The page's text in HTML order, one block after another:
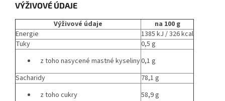
VÝŽIVOVÉ ÚDAJE
Výživové údaje
na 100 g
Energie
1385 kJ / 326 kcal
Tuky
0,5 g
z toho nasycené mastné kyseliny0,1 g
Sacharidy
78,1 g
z toho cukry
58,9 g